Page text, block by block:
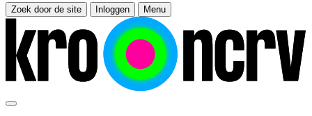
Zoek door de site Inloggen Menu